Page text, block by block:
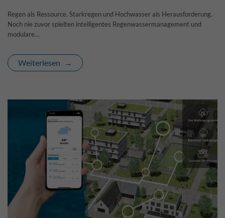
Regen als Ressource. Starkregen und Hochwasser als Herausforderung.
Noch nie zuvor spielten intelligentes Regenwassermanagement und
modulare…
Weiterlesen